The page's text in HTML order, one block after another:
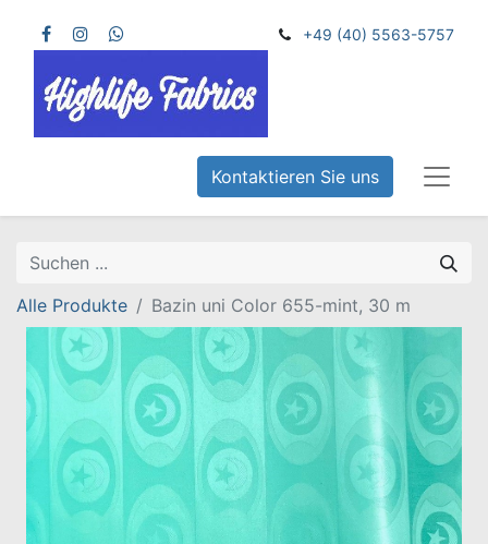
+49 (40) 5563-5757
Kontaktieren Sie uns
Alle Produkte Bazin uni Color 655-mint, 30 m